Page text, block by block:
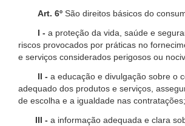
Art. 6º São direitos básicos do
I - a proteção da vida, saúde e
riscos provocados por práticas no
e serviços considerados perigosos ou
II - a educação e divulgação sobre o
adequado dos produtos e serviços,
de escolha e a igualdade nas contratações;
III - a informação adequada e clara